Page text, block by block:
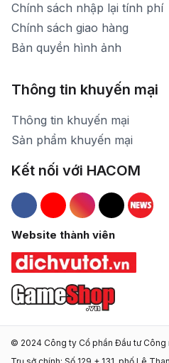
Chính sách nhập lại tính phí
Chính sách giao hàng
Bản quyền hình ảnh
Thông tin khuyến mại
Thông tin khuyến mại
Sản phẩm khuyến mại
Kết nối với HACOM
Hacom Facebook
Hacom YouTube
HacomHacom
Website thành viên
© 2024 Công ty Cổ phần Đầu tư Công